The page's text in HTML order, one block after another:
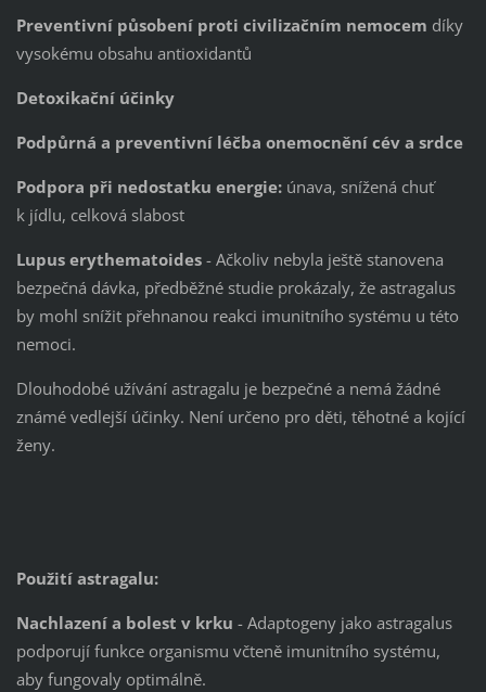
Preventivní působení proti civilizačním nemocem díky
vysokému obsahu antioxidantů
Detoxikační účinky
Podpůrná a preventivní léčba onemocnění cév a srdce
Podpora při nedostatku energie: únava, snížená chuť
k jídlu, celková slabost
Lupus erythematoides - Ačkoliv nebyla ještě stanovena
bezpečná dávka, předběžné studie prokázaly, že astragalus
by mohl snížit přehnanou reakci imunitního systému u této
nemoci.
Dlouhodobé užívání astragalu je bezpečné a nemá žádné
známé vedlejší účinky. Není určeno pro děti, těhotné a kojící
ženy.
Použití astragalu:
Nachlazení a bolest v krku - Adaptogeny jako astragalus
podporují funkce organismu včteně imunitního systému,
aby fungovaly optimálně.